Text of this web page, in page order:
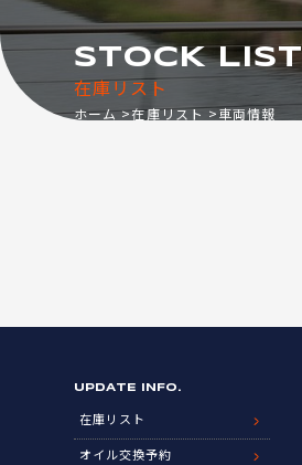
在庫リスト
STOCK LIST
ホーム 在庫リスト 車両情報
UPDATE INFO.
在庫リスト
オイル交換予約